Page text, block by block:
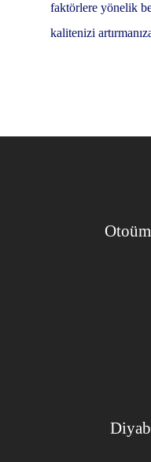
faktörlere yönelik
kalitenizi